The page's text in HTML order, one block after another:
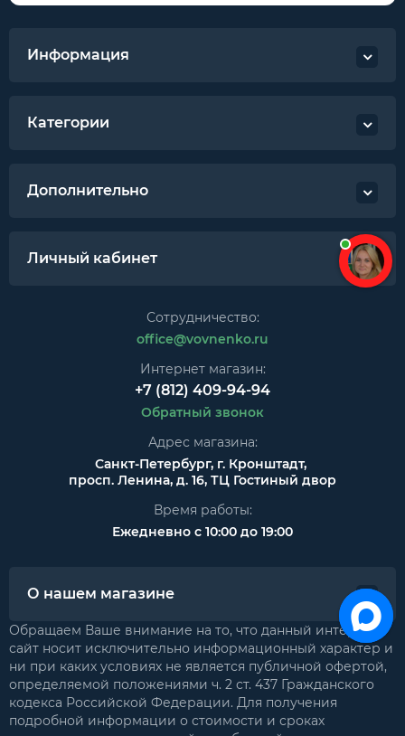
Информация
Категории
Дополнительно
Личный кабинет
Сотрудничество:
office@vovnenko.ru
Интернет магазин:
+7 (812) 409-94-94
Обратный звонок
Адрес магазина:
Санкт-Петербург, г. Кронштадт,
просп. Ленина, д. 16, ТЦ Гостиный двор
Время работы:
Ежедневно с 10:00 до 19:00
О нашем магазине
Обращаем Ваше внимание на то, что данный интернет-
сайт носит исключительно информационный характер и
ни при каких условиях не является публичной офертой,
определяемой положениями ч. 2 ст. 437 Гражданского
кодекса Российской Федерации. Для получения
подробной информации о стоимости и сроках